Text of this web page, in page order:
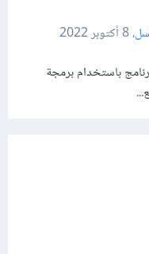
،8 أكتوبر 2022
باستخدام برمجة